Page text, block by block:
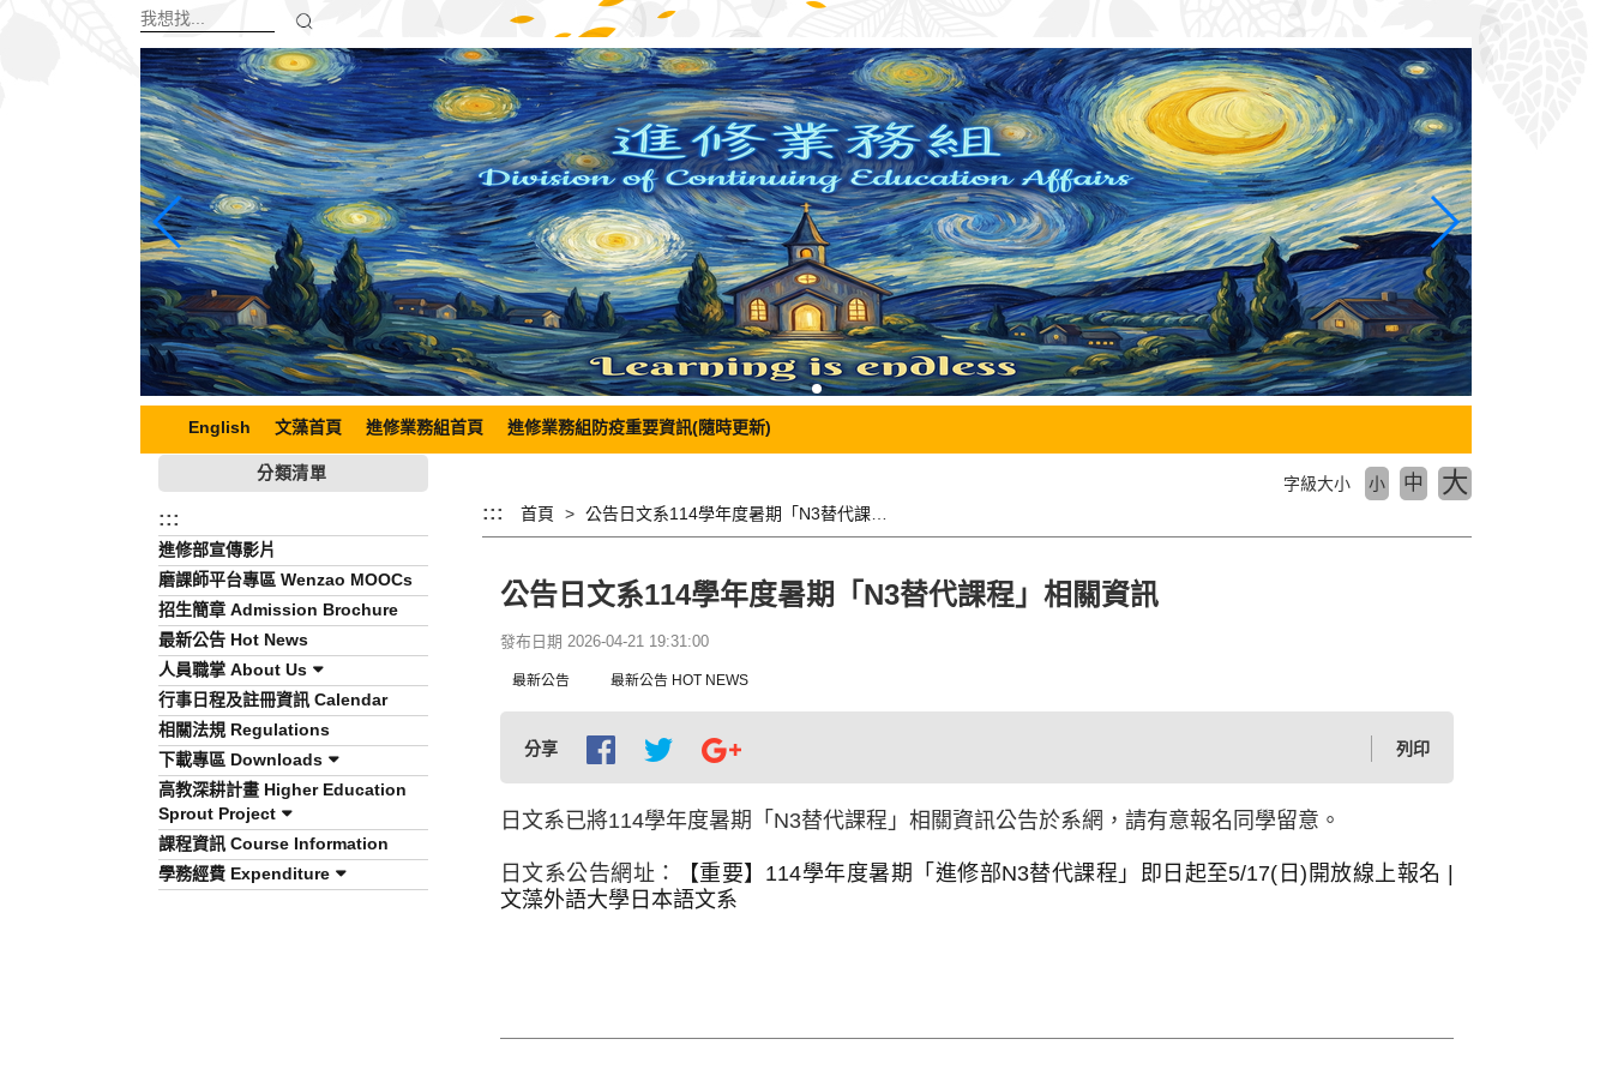
English 文藻首頁 進修業務組首頁 進修業務組防疫重要資訊(隨時更新)
分類清單
:::
進修部宣傳影片
磨課師平台專區 Wenzao MOOCs
招生簡章 Admission Brochure
最新公告 Hot News
人員職掌 About Us
行事日程及註冊資訊 Calendar
相關法規 Regulations
下載專區 Downloads
高教深耕計畫 Higher Education
Sprout Project
課程資訊 Course Information
學務經費 Expenditure
::: 首頁
字級大小 小 中 大
公告日文系114學年度暑期「N3替代課程」相關資訊
發布日期 2026-04-21 19:31:00
最新公告 最新公告 HOT NEWS
分享 列印
日文系已將114學年度暑期「N3替代課程」相關資訊公告於系網，請有意報名同學留意。
日文系公告網址：
【重要】114學年度暑期「進修部N3替代課程」即日起至5/17(日)開放線上報名 |
文藻外語大學日本語文系